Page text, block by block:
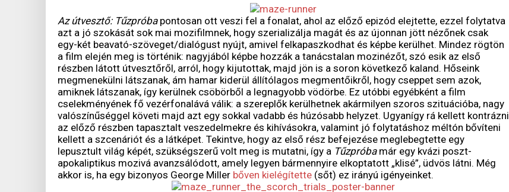
Az útvesztő: Tűzpróbapontosan ott veszi fel a fonalat, ahol az előző epizód elejtette, ezzel folytatva
azt a jó szokását sok mai mozifilmnek, hogy szerializálja magát és az újonnan jött nézőnek csak
egy-két beavató-szöveget/dialógust nyújt, amivel felkapaszkodhat és képbe kerülhet. Mindez rögtön
a film elején meg is történik: nagyjából képbe hozzák a tanácstalan mozinézőt, szó esik az első
részben látott útvesztőről, arról, hogy kijutottak, majd jön is a soron következő kaland. Hőseink
megmenekülni látszanak, ám hamar kiderül állítólagos megmentőikről, hogy cseppet sem azok,
amiknek látszanak, így kerülnek csöbörből a legnagyobb vödörbe. Ez utóbbi egyébként a film
cselekményének fő vezérfonalává válik: a szereplők kerülhetnek akármilyen szoros szituációba, nagy
valószínűséggel követi majd azt egy sokkal vadabb és húzósabb helyzet. Ugyanígy rá kellett kontrázni
az előző részben tapasztalt veszedelmekre és kihívásokra, valamint jó folytatáshoz méltón bővíteni
kellett a szcenáriót és a látképet. Tekintve, hogy az első rész befejezése meglebegtette egy
lepusztult világ képét, szükségszerű volt meg is mutatni, így a Tűzpróbamár egy kvázi poszt-
apokaliptikus mozivá avanzsálódott, amely legyen bármennyire elkoptatott „klisé”, üdvös látni. Még
akkor is, ha egy bizonyos George Miller bőven kielégítette (sőt) ez irányú igényeinket.